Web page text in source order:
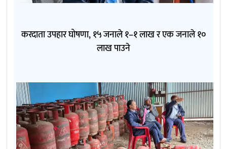
करदाता उपहार घोषणा, १५ जनाले १–१ लाख र एक जनाले १०
लाख पाउने